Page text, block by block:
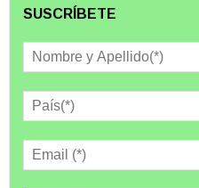
SUSCRÍBETE